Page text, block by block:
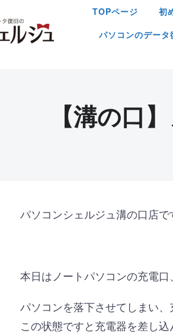
TOPページ 初
パソコンのデータ
【溝の口
パソコンシェルジュ溝の口店で
本日はノートパソコンの充電
パソコンを落下させてしまい、
この状態ですと充電器を差し込